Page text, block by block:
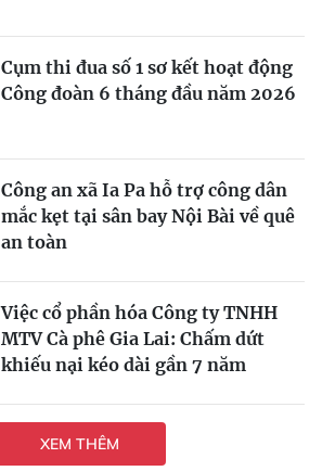
Cụm thi đua số 1 sơ kết hoạt động
Công đoàn 6 tháng đầu năm 2026
Công an xã Ia Pa hỗ trợ công dân
mắc kẹt tại sân bay Nội Bài về quê
an toàn
Việc cổ phần hóa Công ty TNHH
MTV Cà phê Gia Lai: Chấm dứt
khiếu nại kéo dài gần 7 năm
XEM THÊM